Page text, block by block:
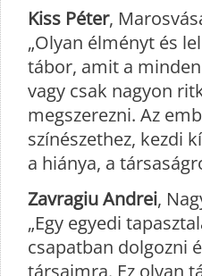
Kiss Péter,
„Olyan élményt és
tábor, amit a
vagy csak nagyon
megszerezni. Az
színészethez, kezdi
a hiánya, a
Zavragiu Andrei,
„Egy egyedi
csapatban dolgozni
társaimra. Ez olyan